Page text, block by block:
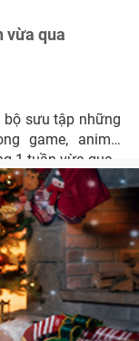
vừa qua
sưu tập những
game, anime,
1 tuần vừa qua.